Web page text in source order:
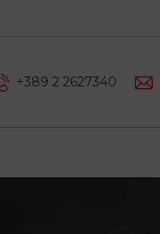
+389 2 2627340